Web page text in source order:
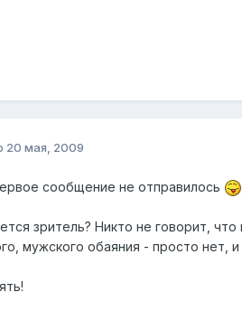
20 мая, 2009
сообщение не отправилось
зритель? Никто не говорит,
мужского обаяния - просто нет,